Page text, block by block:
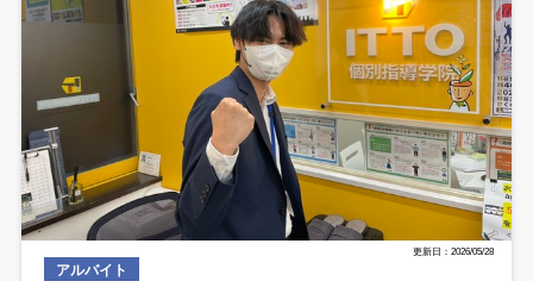
更新日：2026/05/28
アルバイト